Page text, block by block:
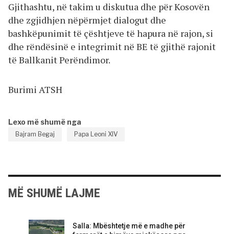
Gjithashtu, në takim u diskutua dhe për Kosovën
dhe zgjidhjen nëpërmjet dialogut dhe
bashkëpunimit të çështjeve të hapura në rajon, si
dhe rëndësinë e integrimit në BE të gjithë rajonit
të Ballkanit Perëndimor.
Burimi ATSH
Lexo më shumë nga
Bajram Begaj Papa Leoni XIV
MË SHUMË LAJME
Salla: Mbështetje më e madhe për